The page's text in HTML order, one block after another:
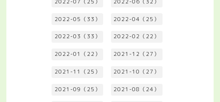
2022-05（33） 2022-04（25）
2022-03（33） 2022-02（22）
2022-01（22） 2021-12（27）
2021-11（25） 2021-10（27）
2021-09（25） 2021-08（24）